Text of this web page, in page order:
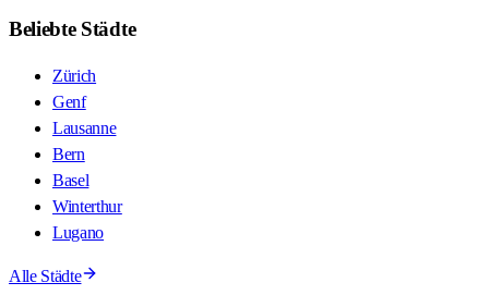
Beliebte Städte
Zürich
Genf
Lausanne
Bern
Basel
Winterthur
Lugano
Alle Städte